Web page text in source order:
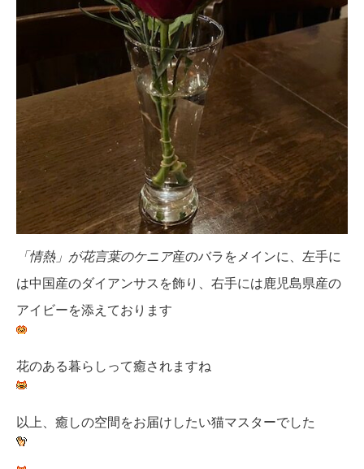
「情熱」が花言葉のケニア産のバラをメインに、左手に
は中国産のダイアンサスを飾り、右手には鹿児島県産の
アイビーを添えております
花のある暮らしって癒されますね
以上、癒しの空間をお届けしたい猫マスターでした